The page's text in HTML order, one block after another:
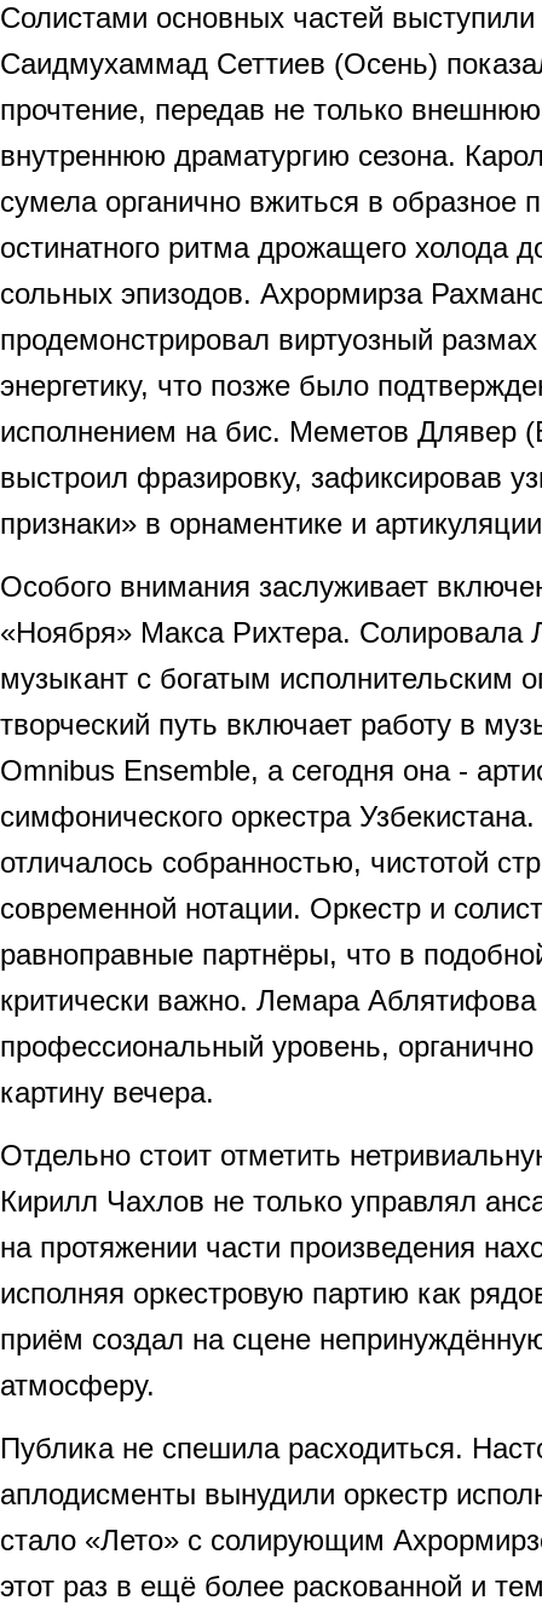
Солистами основных частей
Саидмухаммад Сеттиев (Осень)
прочтение, передав не только
внутреннюю драматургию сезона.
сумела органично вжиться в образное
остинатного ритма дрожащего холода
сольных эпизодов. Ахрормирза
продемонстрировал виртуозный
энергетику, что позже было
исполнением на бис. Меметов Длявер
выстроил фразировку, зафиксировав
признаки» в орнаментике и
Особого внимания заслуживает
«Ноября» Макса Рихтера.
музыкант с богатым исполнительским
творческий путь включает работу в
Omnibus Ensemble, а сегодня она -
симфонического оркестра
отличалось собранностью, чистотой
современной нотации. Оркестр и
равноправные партнёры, что в
критически важно. Лемара
профессиональный уровень,
картину вечера.
Отдельно стоит отметить
Кирилл Чахлов не только управлял
на протяжении части произведения
исполняя оркестровую партию как
приём создал на сцене
атмосферу.
Публика не спешила расходиться.
аплодисменты вынудили оркестр
стало «Лето» с солирующим
этот раз в ещё более раскованной и